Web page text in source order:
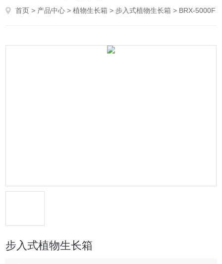
首页 > 产品中心 >植物生长箱 >步入式植物生长箱 > BRX-5000FN步入式植物生长箱
步入式植物生长箱